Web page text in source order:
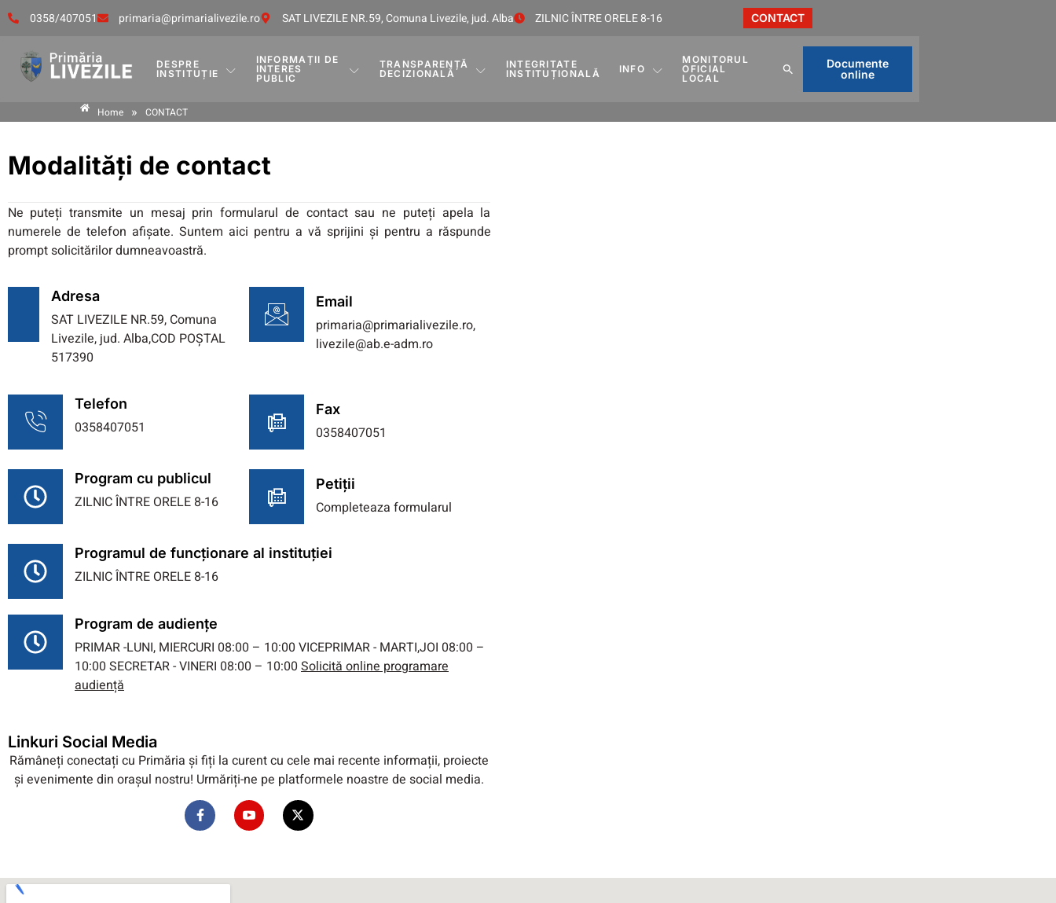
0358/407051 primaria@primarialivezile.ro SAT LIVEZILE NR.59, Comuna Livezile, jud. Alba ZILNIC ÎNTRE ORELE 8-16 CONTACT
DESPRE
INSTITUȚIE
INFORMAȚII DE
INTERES
PUBLIC
TRANSPARENȚĂ
DECIZIONALĂ
INTEGRITATE
INSTITUȚIONALĂ
INFO
MONITORUL
OFICIAL
LOCAL
Documente
online
Home » CONTACT
Modalități de contact
Ne puteți transmite un mesaj prin formularul de contact sau ne puteți apela la
numerele de telefon afișate. Suntem aici pentru a vă sprijini și pentru a răspunde
prompt solicitărilor dumneavoastră.
Adresa
SAT LIVEZILE NR.59, Comuna
Livezile, jud. Alba,COD POȘTAL
517390
Email
primaria@primarialivezile.ro,
livezile@ab.e-adm.ro
Telefon
0358407051
Fax
0358407051
Program cu publicul
ZILNIC ÎNTRE ORELE 8-16
Petiții
Completeaza formularul
Programul de funcționare al instituției
ZILNIC ÎNTRE ORELE 8-16
Program de audiențe
PRIMAR -LUNI, MIERCURI 08:00 – 10:00 VICEPRIMAR - MARTI,JOI 08:00 –
10:00 SECRETAR - VINERI 08:00 – 10:00 Solicită online programare
audiență
Linkuri Social Media
Rămâneți conectați cu Primăria și fiți la curent cu cele mai recente informații, proiecte
și evenimente din orașul nostru! Urmăriți-ne pe platformele noastre de social media.